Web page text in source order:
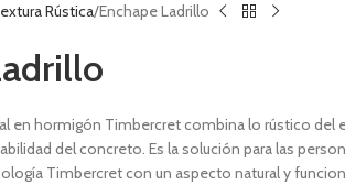
Rústica Enchape Ladrillo
en hormigón Timbercret combina lo rústico del
del concreto. Es la solución para las
Timbercret con un aspecto natural y